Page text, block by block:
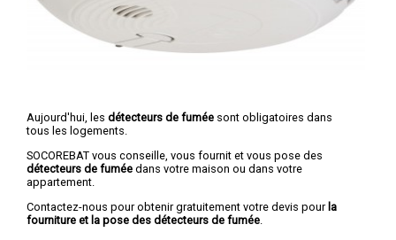
Aujourd'hui, les détecteurs de fumée sont obligatoires dans
tous les logements.
SOCOREBAT vous conseille, vous fournit et vous pose des
détecteurs de fumée dans votre maison ou dans votre
appartement.
Contactez-nous pour obtenir gratuitement votre devis pour la
fourniture et la pose des détecteurs de fumée